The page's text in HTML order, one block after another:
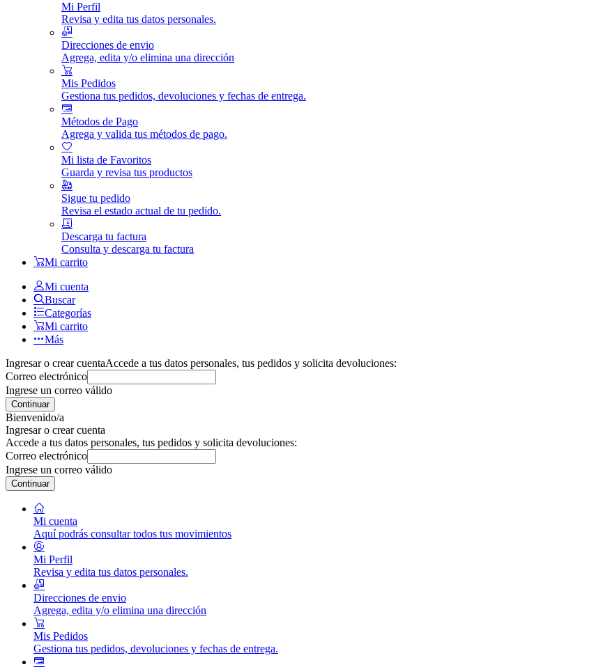
Mi Perfil
Revisa y edita tus datos personales.
Direcciones de envio
Agrega, edita y/o elimina una dirección
Mis Pedidos
Gestiona tus pedidos, devoluciones y fechas de entrega.
Métodos de Pago
Agrega y valida tus métodos de pago.
Mi lista de Favoritos
Guarda y revisa tus productos
Sigue tu pedido
Revisa el estado actual de tu pedido.
Descarga tu factura
Consulta y descarga tu factura
Mi carrito
Mi cuenta
Buscar
Categorías
Mi carrito
Más
Ingresar o crear cuentaAccede a tus datos personales, tus pedidos y solicita devoluciones:
Correo electrónico
Ingrese un correo válido
Continuar
Bienvenido/a
Ingresar o crear cuenta
Accede a tus datos personales, tus pedidos y solicita devoluciones:
Correo electrónico
Ingrese un correo válido
Continuar
Mi cuenta
Aquí podrás consultar todos tus movimientos
Mi Perfil
Revisa y edita tus datos personales.
Direcciones de envio
Agrega, edita y/o elimina una dirección
Mis Pedidos
Gestiona tus pedidos, devoluciones y fechas de entrega.